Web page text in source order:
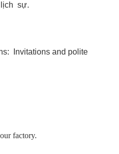
lịch sự.
Invitations and polite
factory.